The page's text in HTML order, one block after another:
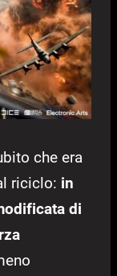
che era
riciclo: in
di